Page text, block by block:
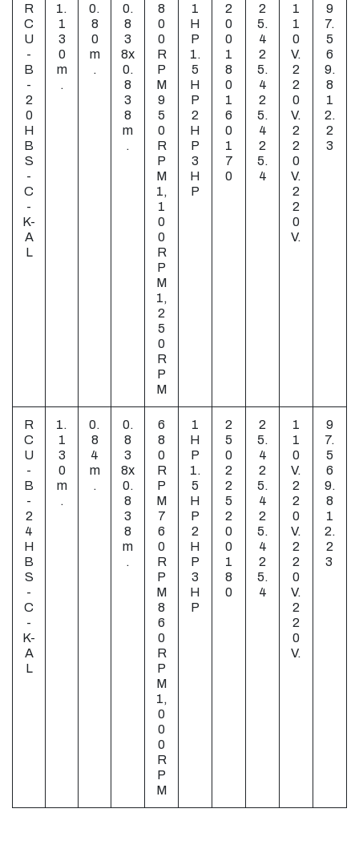
R
C
U
-
B
-
2
0
H
B
S
-
C
-
K-
A
L
1.
1
3
0
m
.
0.
8
0
m
.
0.
8
3
8x
0.
8
3
8
m
.
8
0
0
R
P
M
9
5
0
R
P
M
1,
1
0
0
R
P
M
1,
2
5
0
R
P
M
1
H
P
1.
5
H
P
2
H
P
3
H
P
2
0
0
1
8
0
1
6
0
1
7
0
2
5.
4
2
5.
4
2
5.
4
2
5.
4
1
1
0
V.
2
2
0
V.
2
2
0
V.
2
2
0
V.
9
7.
5
6
9.
8
1
2.
2
3
R
C
U
-
B
-
2
4
H
B
S
-
C
-
K-
A
L
1.
1
3
0
m
.
0.
8
4
m
.
0.
8
3
8x
0.
8
3
8
m
.
6
8
0
R
P
M
7
6
0
R
P
M
8
6
0
R
P
M
1,
0
0
0
R
P
M
1
H
P
1.
5
H
P
2
H
P
3
H
P
2
5
0
2
2
5
2
0
0
1
8
0
2
5.
4
2
5.
4
2
5.
4
2
5.
4
1
1
0
V.
2
2
0
V.
2
2
0
V.
2
2
0
V.
9
7.
5
6
9.
8
1
2.
2
3